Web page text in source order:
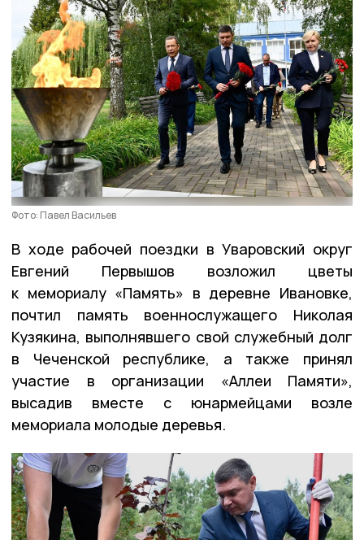
Фото: Павел Васильев
В ходе рабочей поездки в Уваровский округ
Евгений Первышов возложил цветы
к мемориалу «Память» в деревне Ивановке,
почтил память военнослужащего Николая
Кузякина, выполнявшего свой служебный долг
в Чеченской республике, а также принял
участие в организации «Аллеи Памяти»,
высадив вместе с юнармейцами возле
мемориала молодые деревья.